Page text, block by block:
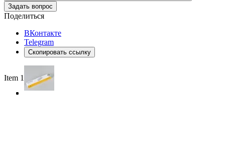
Задать вопрос
Поделиться
ВКонтакте
Telegram
Скопировать ссылку
Item 1 of 3